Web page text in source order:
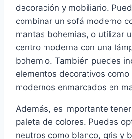
decoración y mobiliario.
combinar un sofá moderno
mantas bohemias, o utilizar
centro moderna con una
bohemio. También puedes
elementos decorativos como
modernos enmarcados en
Además, es importante
paleta de colores. Puedes
neutros como blanco, gris y